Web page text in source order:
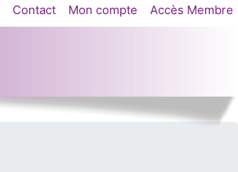
Contact Mon compte Accès Membre